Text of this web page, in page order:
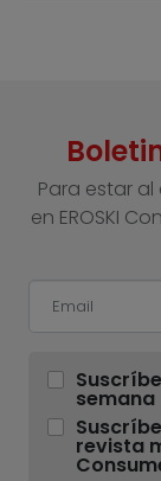
Para estar
en EROSKI
semana
revista